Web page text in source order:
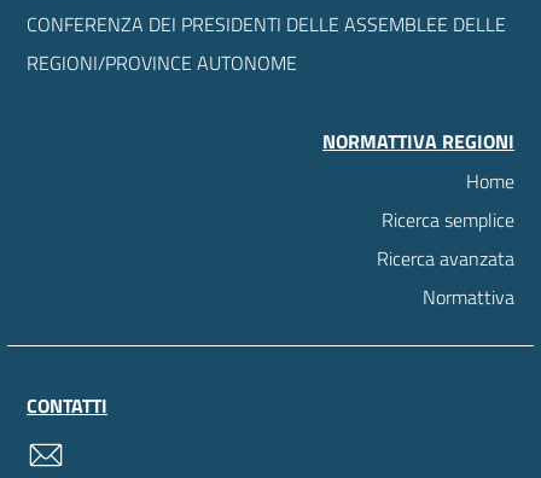
CONFERENZA DEI PRESIDENTI DELLE ASSEMBLEE DELLE
REGIONI/PROVINCE AUTONOME
NORMATTIVA REGIONI
Home
Ricerca semplice
Ricerca avanzata
Normattiva
CONTATTI